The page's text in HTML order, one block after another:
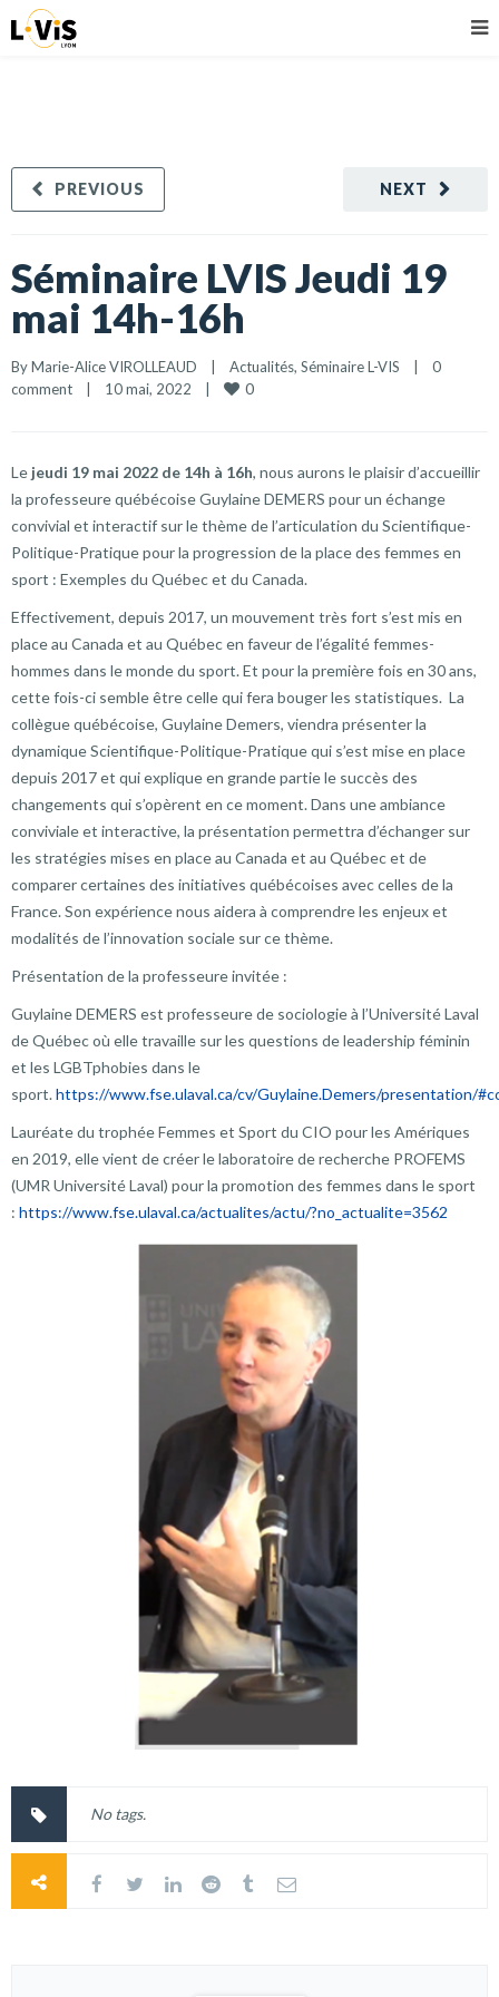
NEXT
PREVIOUS
Séminaire LVIS Jeudi 19
mai 14h-16h
By Marie-Alice VIROLLEAUD Actualités, Séminaire L-VIS
0
comment
    |    10 mai, 2022    |
0
Le jeudi 19 mai 2022 de 14h à 16h, nous aurons le plaisir d’accueillir
la professeure québécoise Guylaine DEMERS pour un échange
convivial et interactif sur le thème de l’articulation du Scientifique-
Politique-Pratique pour la progression de la place des femmes en
sport : Exemples du Québec et du Canada.
Effectivement, depuis 2017, un mouvement très fort s’est mis en
place au Canada et au Québec en faveur de l’égalité femmes-
hommes dans le monde du sport. Et pour la première fois en 30 ans,
cette fois-ci semble être celle qui fera bouger les statistiques. La
collègue québécoise, Guylaine Demers, viendra présenter la
dynamique Scientifique-Politique-Pratique qui s’est mise en place
depuis 2017 et qui explique en grande partie le succès des
changements qui s’opèrent en ce moment. Dans une ambiance
conviviale et interactive, la présentation permettra d’échanger sur
les stratégies mises en place au Canada et au Québec et de
comparer certaines des initiatives québécoises avec celles de la
France. Son expérience nous aidera à comprendre les enjeux et
modalités de l’innovation sociale sur ce thème.
Présentation de la professeure invitée :
Guylaine DEMERS est professeure de sociologie à l’Université Laval
de Québec où elle travaille sur les questions de leadership féminin
et les LGBTphobies dans le
sport.https://www.fse.ulaval.ca/cv/Guylaine.Demers/presentation/
Lauréate du trophée Femmes et Sport du CIO pour les Amériques
en 2019, elle vient de créer le laboratoire de recherche PROFEMS
(UMR Université Laval) pour la promotion des femmes dans le sport
: https://www.fse.ulaval.ca/actualites/actu/?no_actualite=3562
No tags.